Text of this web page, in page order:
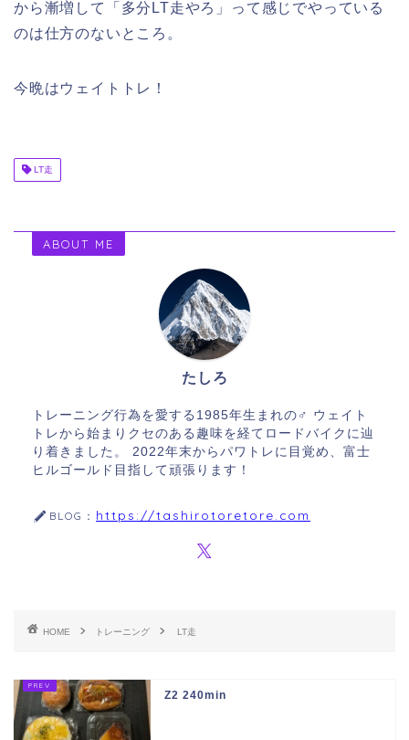
から漸増して「多分LT走やろ」って感じでやっている
のは仕方のないところ。
今晩はウェイトトレ！
LT走
ABOUT ME
たしろ
トレーニング行為を愛する1985年生まれの♂ ウェイト
トレから始まりクセのある趣味を経てロードバイクに辿
り着きました。 2022年末からパワトレに目覚め、富士
ヒルゴールド目指して頑張ります！
BLOG： https://tashirotoretore.com
HOME トレーニング LT走
Z2 240min